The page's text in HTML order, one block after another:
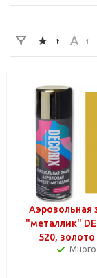
Аэрозольная
"металлик"
520, золото
Много